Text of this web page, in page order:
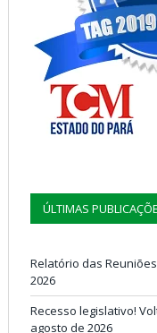
ÚLTIMAS
Relatório das
2026
Recesso legislativo!
agosto de 2026